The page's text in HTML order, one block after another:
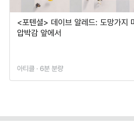
<포텐셜> 데이브 알레드: 도망가지
압박감 앞에서
아티클 · 6분 분량